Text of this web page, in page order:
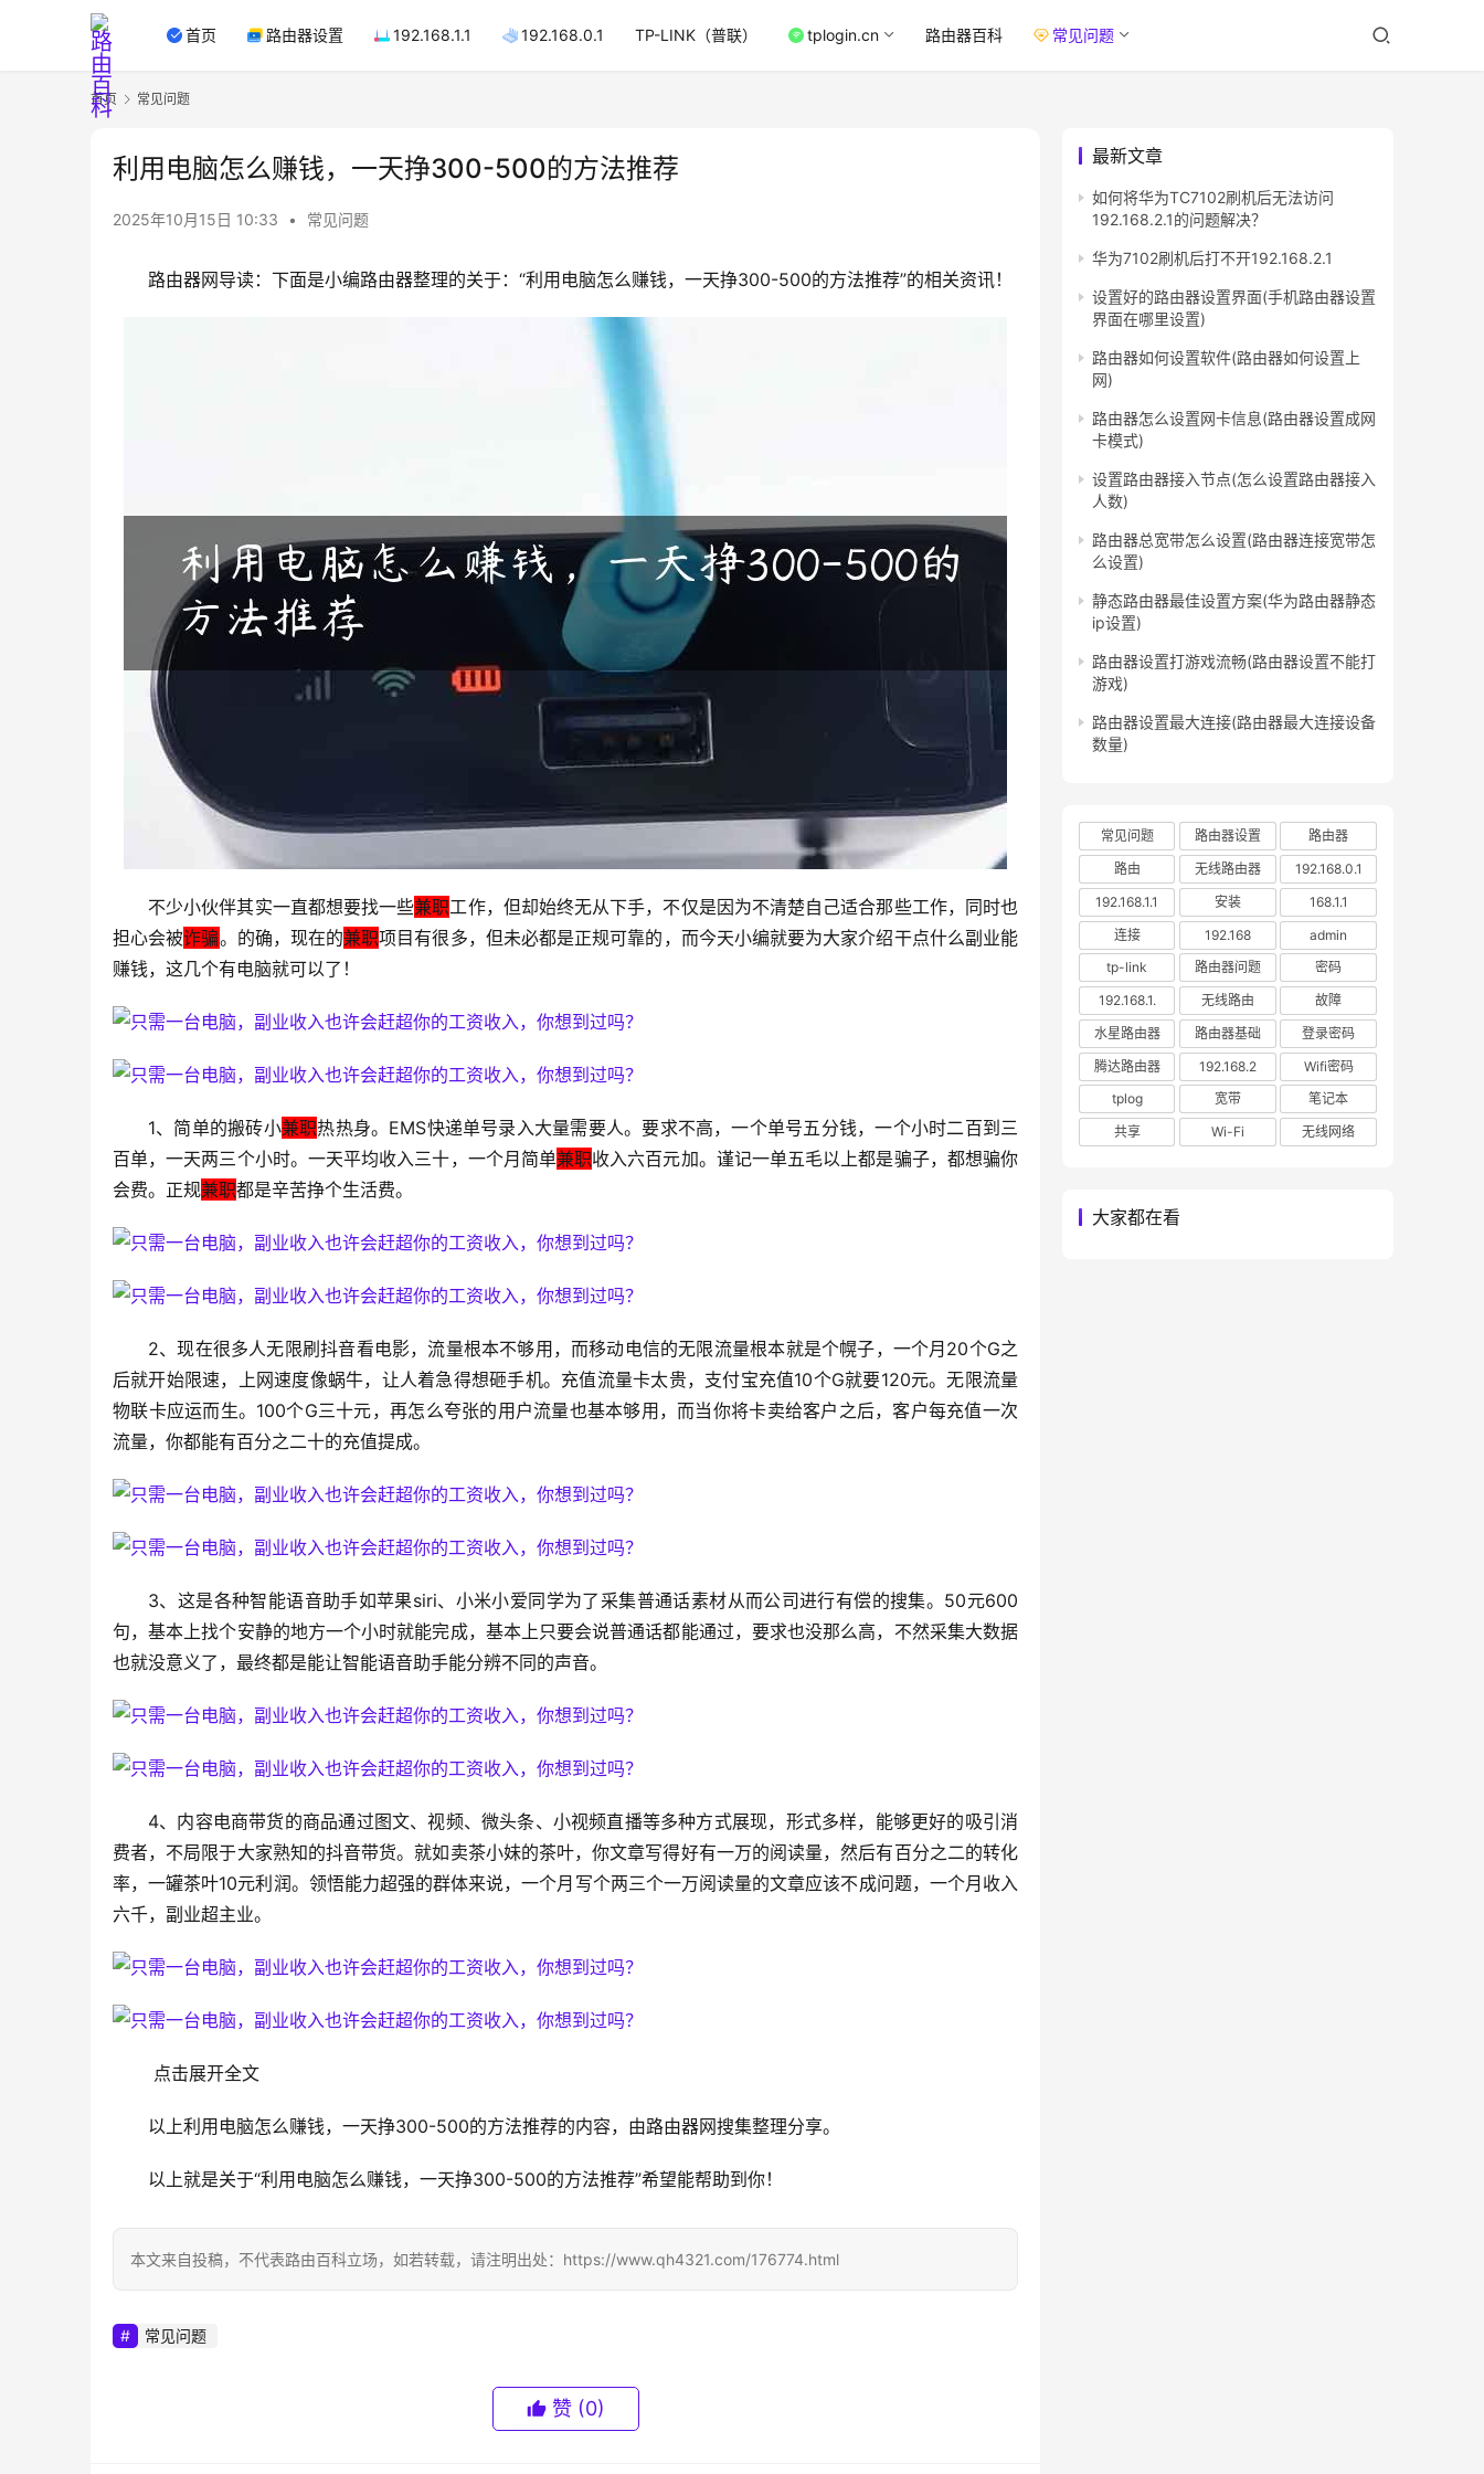
首页 路由器设置 192.168.1.1 192.168.0.1 TP-LINK（普联） tplogin.cn 路由器百科 常见问题
首页 常见问题
利用电脑怎么赚钱，一天挣300-500的方法推荐
2025年10月15日 10:33 • 常见问题
路由器网导读：下面是小编路由器整理的关于：“利用电脑怎么赚钱，一天挣300-500的方法推荐”的相关资讯！
不少小伙伴其实一直都想要找一些兼职工作，但却始终无从下手，不仅是因为不清楚自己适合那些工作，同时也
担心会被诈骗。的确，现在的兼职项目有很多，但未必都是正规可靠的，而今天小编就要为大家介绍干点什么副业能
赚钱，这几个有电脑就可以了！
1、简单的搬砖小兼职热热身。EMS快递单号录入大量需要人。要求不高，一个单号五分钱，一个小时二百到三
百单，一天两三个小时。一天平均收入三十，一个月简单兼职收入六百元加。谨记一单五毛以上都是骗子，都想骗你
会费。正规兼职都是辛苦挣个生活费。
2、现在很多人无限刷抖音看电影，流量根本不够用，而移动电信的无限流量根本就是个幌子，一个月20个G之
后就开始限速，上网速度像蜗牛，让人着急得想砸手机。充值流量卡太贵，支付宝充值10个G就要120元。无限流量
物联卡应运而生。100个G三十元，再怎么夸张的用户流量也基本够用，而当你将卡卖给客户之后，客户每充值一次
流量，你都能有百分之二十的充值提成。
3、这是各种智能语音助手如苹果siri、小米小爱同学为了采集普通话素材从而公司进行有偿的搜集。50元600
句，基本上找个安静的地方一个小时就能完成，基本上只要会说普通话都能通过，要求也没那么高，不然采集大数据
也就没意义了，最终都是能让智能语音助手能分辨不同的声音。
4、内容电商带货的商品通过图文、视频、微头条、小视频直播等多种方式展现，形式多样，能够更好的吸引消
费者，不局限于大家熟知的抖音带货。就如卖茶小妹的茶叶，你文章写得好有一万的阅读量，然后有百分之二的转化
率，一罐茶叶10元利润。领悟能力超强的群体来说，一个月写个两三个一万阅读量的文章应该不成问题，一个月收入
六千，副业超主业。
点击展开全文
以上利用电脑怎么赚钱，一天挣300-500的方法推荐的内容，由路由器网搜集整理分享。
以上就是关于“利用电脑怎么赚钱，一天挣300-500的方法推荐”希望能帮助到你！
本文来自投稿，不代表路由百科立场，如若转载，请注明出处：https://www.qh4321.com/176774.html
常见问题
赞 (0)
最新文章
如何将华为TC7102刷机后无法访问
192.168.2.1的问题解决？
华为7102刷机后打不开192.168.2.1
设置好的路由器设置界面(手机路由器设置
界面在哪里设置)
路由器如何设置软件(路由器如何设置上
网)
路由器怎么设置网卡信息(路由器设置成网
卡模式)
设置路由器接入节点(怎么设置路由器接入
人数)
路由器总宽带怎么设置(路由器连接宽带怎
么设置)
静态路由器最佳设置方案(华为路由器静态
ip设置)
路由器设置打游戏流畅(路由器设置不能打
游戏)
路由器设置最大连接(路由器最大连接设备
数量)
常见问题 路由器设置
路由器
路由
无线路由器
192.168.0.1
192.168.1.1
安装
168.1.1
连接
192.168
admin
tp-link
路由器问题
密码
192.168.1.
无线路由
故障
水星路由器
路由器基础
登录密码
腾达路由器
192.168.2
Wifi密码
tplog
宽带
笔记本
共享
Wi-Fi 无线网络
大家都在看